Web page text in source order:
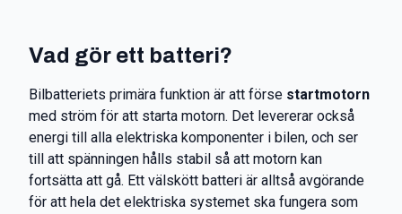
Vad gör ett batteri?
Bilbatteriets primära funktion är att förse startmotorn
med ström för att starta motorn. Det levererar också
energi till alla elektriska komponenter i bilen, och ser
till att spänningen hålls stabil så att motorn kan
fortsätta att gå. Ett välskött batteri är alltså avgörande
för att hela det elektriska systemet ska fungera som